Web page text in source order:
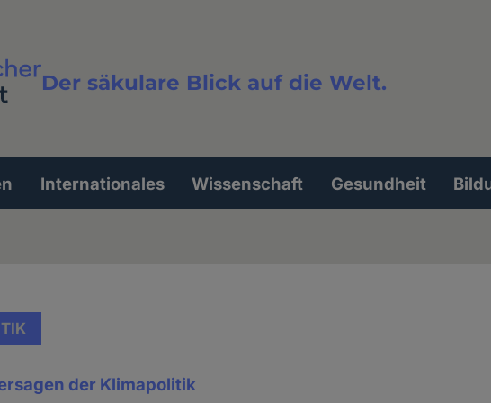
Der säkulare Blick auf die Welt.
Volltextsuche
Internationales Wissenschaft Gesundheit
der Klimapolitik